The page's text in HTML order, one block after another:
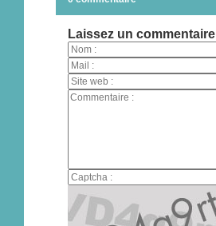
Laissez un commentaire